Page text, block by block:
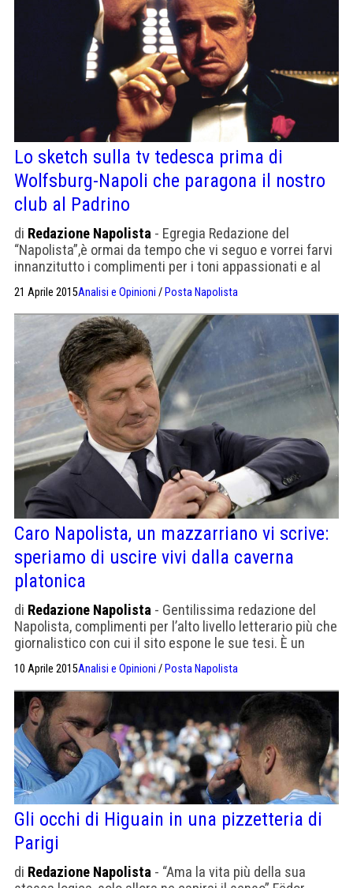
Lo sketch sulla tv tedesca prima di
Wolfsburg-Napoli che paragona il nostro
club al Padrino
di Redazione Napolista - Egregia Redazione del
“Napolista”,è ormai da tempo che vi seguo e vorrei farvi
innanzitutto i complimenti per i toni appassionati e al
contempo sempre civili e contenuti con cui trattate
quotidianamente le questioni relative al calcio e alla
squadra del Napoli. Vi scrivo per raccontarvi un evento
che mi ha un po’ rovinato la festa nella […]
21 Aprile 2015Analisi e Opinioni / Posta Napolista
Caro Napolista, un mazzarriano vi scrive:
speriamo di uscire vivi dalla caverna
platonica
di Redazione Napolista - Gentilissima redazione del
Napolista, complimenti per l’alto livello letterario più che
giornalistico con cui il sito espone le sue tesi. È un
piacere leggervi sebbene mi ponga dall’altro lato della
barricata. Ebbene sì, sebbene sia un giovane medico del
vesuviano, mi picco di appartenere alla corrente dei pre-
raffaeliti inglesi che sotto la Queen Victoria
contestavano […]
10 Aprile 2015Analisi e Opinioni / Posta Napolista
Gli occhi di Higuain in una pizzetteria di
Parigi
di Redazione Napolista - “Ama la vita più della sua